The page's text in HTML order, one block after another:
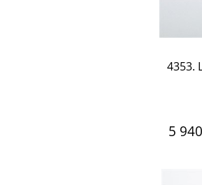
4353.
5 940